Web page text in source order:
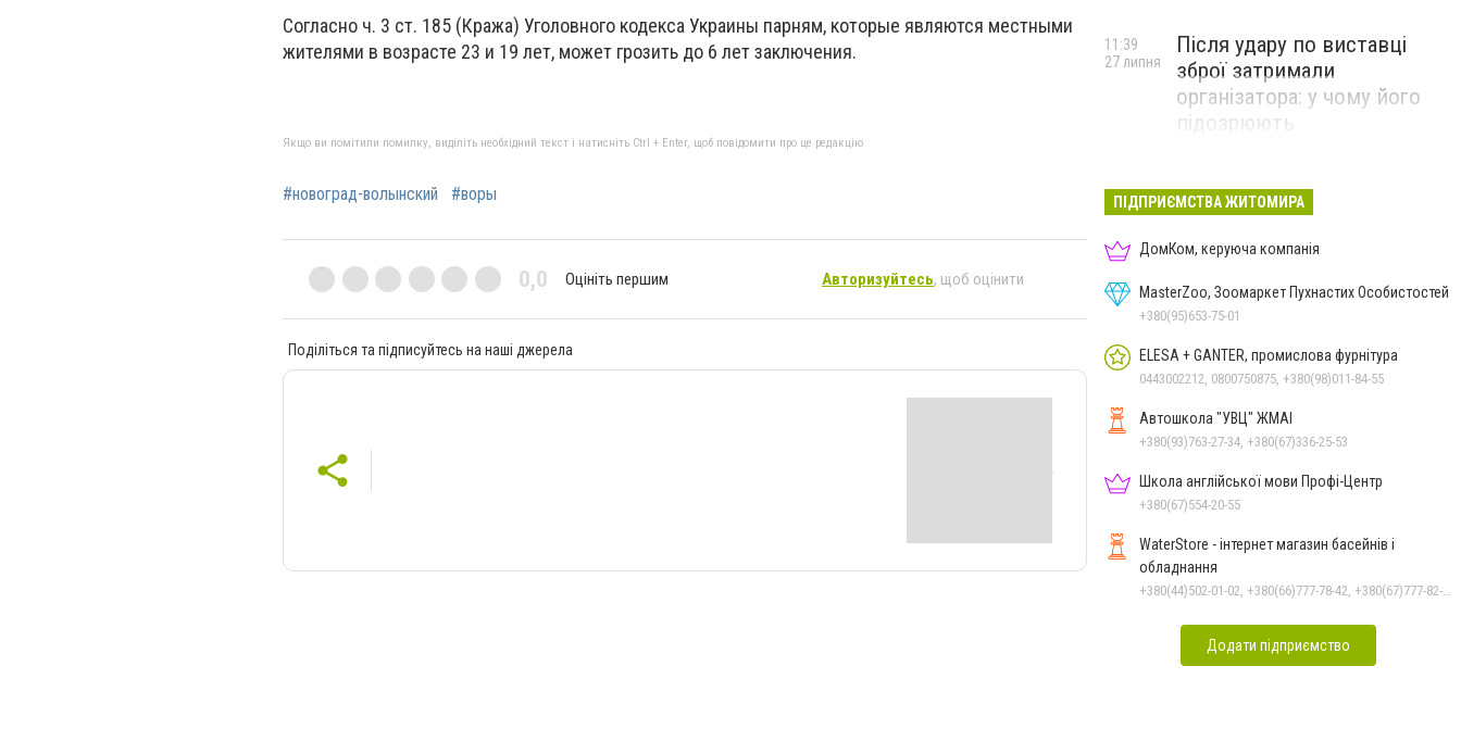
Согласно ч. 3 ст. 185 (Кража) Уголовного кодекса Украины парням, которые являются местными
жителями в возрасте 23 и 19 лет, может грозить до 6 лет заключения.
Якщо ви помітили помилку, виділіть необхідний текст і натисніть Ctrl + Enter, щоб повідомити про це редакцію
#новоград-волынский #воры
0,0 Оцініть першим Авторизуйтесь, щоб оцінити
Поділіться та підписуйтесь на наші джерела
Після удару по виставці
зброї затримали
організатора: у чому його
підозрюють
11:39
27 липня
ПІДПРИЄМСТВА ЖИТОМИРА
ДомКом, керуюча компанія
MasterZoo, Зоомаркет Пухнастих Особистостей
+380(95)653-75-01
ELESA + GANTER, промислова фурнітура
0443002212, 0800750875, +380(98)011-84-55
Автошкола "УВЦ" ЖМАІ
+380(93)763-27-34, +380(67)336-25-53
Школа англійської мови Профі-Центр
+380(67)554-20-55
WaterStore - інтернет магазин басейнів і
обладнання
+380(44)502-01-02, +380(66)777-78-42, +380(67)777-82-19, +380(67)890-80-80, +380(73)890-80-80, +380(44)502-01-03
Додати підприємство